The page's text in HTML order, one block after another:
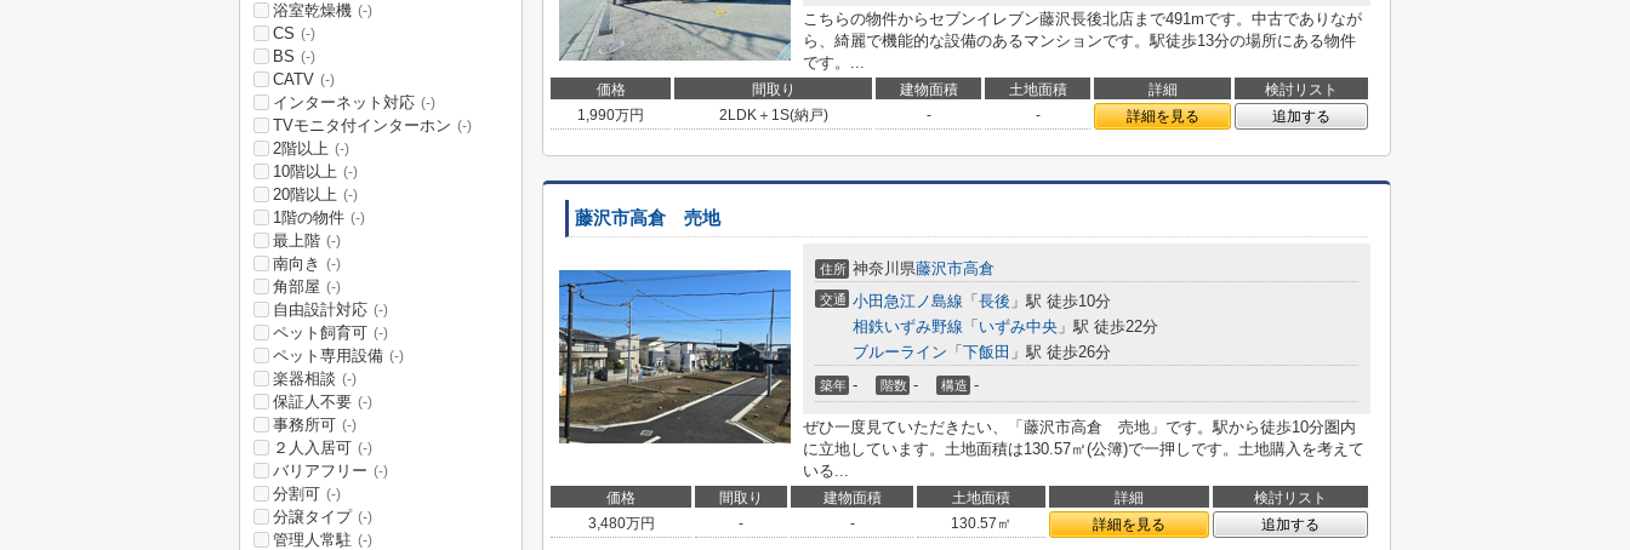
こちらの物件からセブンイレブン藤沢長後北店まで491mです。中古でありなが
ら、綺麗で機能的な設備のあるマンションです。駅徒歩13分の場所にある物件
です。...
価格 間取り 建物面積 土地面積 詳細
検討リスト
1,990万円 2LDK＋1S(納戸) - - 詳細を見る 追加する
藤沢市高倉 売地
住所 神奈川県藤沢市高倉
交通 小田急江ノ島線 「 長後 」駅 徒歩10分
相鉄いずみ野線 「 いずみ中央 」駅 徒歩22分
ブルーライン 「 下飯田 」駅 徒歩26分
築年 - 階数 - 構造 -
ぜひ一度見ていただきたい、「藤沢市高倉 売地」です。駅から徒歩10分圏内
に立地しています。土地面積は130.57㎡(公簿)で一押しです。土地購入を考えて
いる...
価格 間取り 建物面積 土地面積 詳細
検討リスト
3,480万円 - - 130.57㎡ 詳細を見る 追加する
浴室乾燥機 (-)
CS (-)
BS (-)
CATV (-)
インターネット対応 (-)
TVモニタ付インターホン (-)
2階以上 (-)
10階以上 (-)
20階以上 (-)
1階の物件 (-)
最上階 (-)
南向き (-)
角部屋 (-)
自由設計対応 (-)
ペット飼育可 (-)
ペット専用設備 (-)
楽器相談 (-)
保証人不要 (-)
事務所可 (-)
２人入居可 (-)
バリアフリー (-)
分割可 (-)
分譲タイプ (-)
管理人常駐 (-)